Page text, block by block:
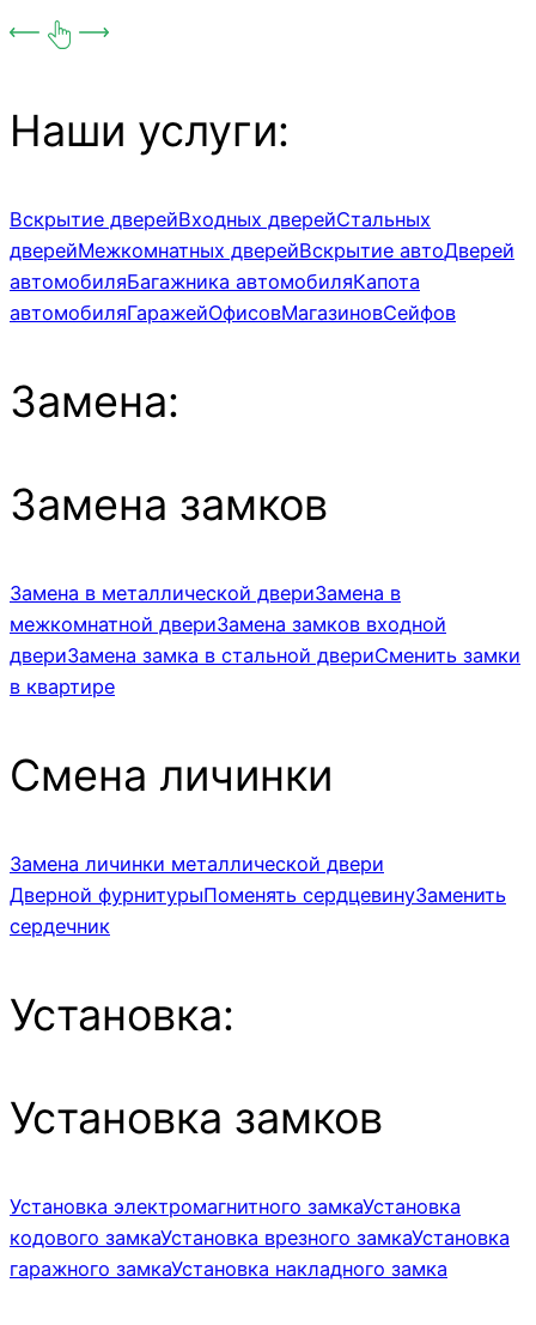
Наши услуги:
Вскрытие дверейВходных дверейСтальных
дверейМежкомнатных дверейВскрытие автоДверей
автомобиляБагажника автомобиляКапота
автомобиляГаражейОфисовМагазиновСейфов
Замена:
Замена замков
Замена в металлической двериЗамена в
межкомнатной двериЗамена замков входной
двериЗамена замка в стальной двериСменить замки
в квартире
Смена личинки
Замена личинки металлической двери
Дверной фурнитурыПоменять сердцевинуЗаменить
сердечник
Установка:
Установка замков
Установка электромагнитного замкаУстановка
кодового замкаУстановка врезного замкаУстановка
гаражного замкаУстановка накладного замка